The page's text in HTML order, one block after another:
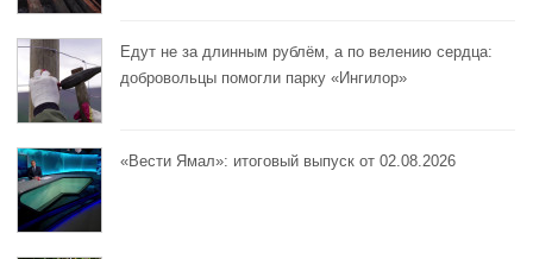
Едут не за длинным рублём, а по велению сердца:
добровольцы помогли парку «Ингилор»
«Вести Ямал»: итоговый выпуск от 02.08.2026